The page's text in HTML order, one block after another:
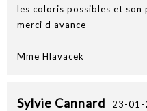
les coloris possibles et son
merci d avance
Mme Hlavacek
Sylvie Cannard 23-01-